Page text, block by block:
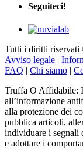
Seguiteci!
Tutti i diritti
Avviso legale |
FAQ | Chi siamo |
Truffa O Affidabile:
all’informazione
alla protezione dei
pubblica articoli,
individuare i segnali
e adottare i